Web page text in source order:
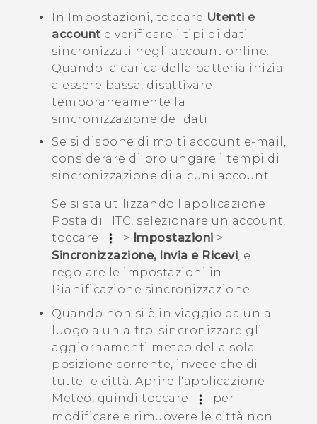
In Impostazioni, toccare Utenti e
account e verificare i tipi di dati
sincronizzati negli account online.
Quando la carica della batteria inizia
a essere bassa, disattivare
temporaneamente la
sincronizzazione dei dati.
Se si dispone di molti account e-mail,
considerare di prolungare i tempi di
sincronizzazione di alcuni account.
Se si sta utilizzando l'applicazione
Posta di HTC, selezionare un account,
toccare
> Impostazioni >
Sincronizzazione, Invia e Ricevi, e
regolare le impostazioni in
Pianificazione sincronizzazione.
Quando non si è in viaggio da un a
luogo a un altro, sincronizzare gli
aggiornamenti meteo della sola
posizione corrente, invece che di
tutte le città. Aprire l'applicazione
Meteo, quindi toccare
per
modificare e rimuovere le città non